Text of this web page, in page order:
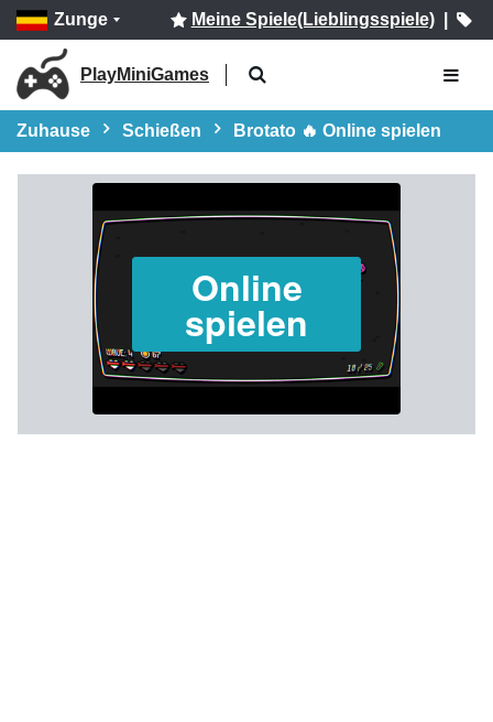
Zunge Meine Spiele(Lieblingsspiele)|
PlayMiniGames
Zuhause Schießen Brotato 🔥 Online spielen
Online
spielen